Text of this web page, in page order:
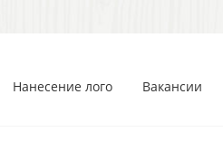
Нанесение лого Вакансии